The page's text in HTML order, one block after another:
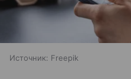
Источник: Freepik